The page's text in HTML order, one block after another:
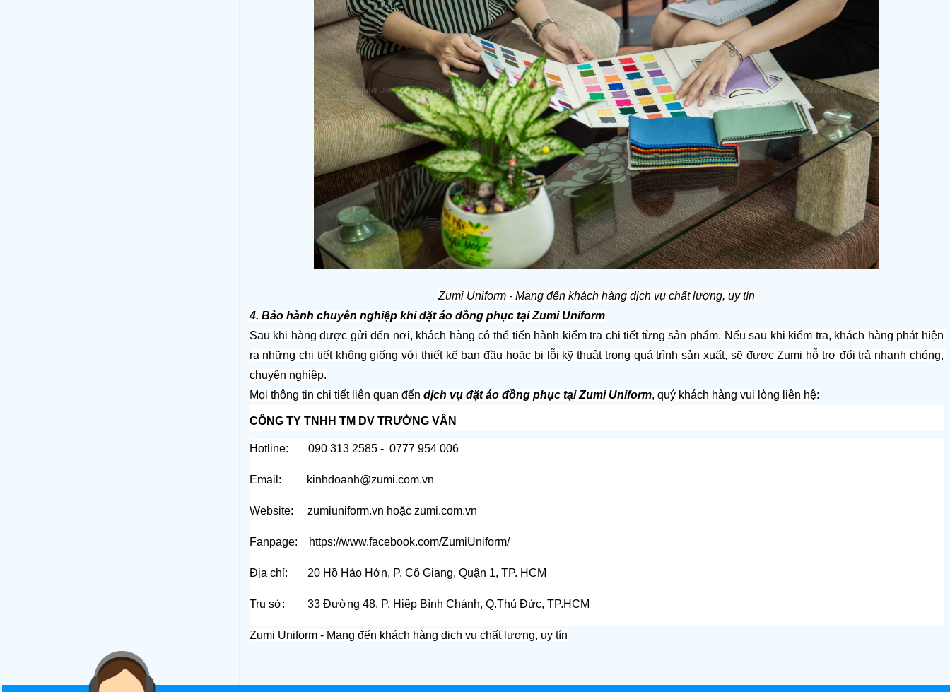
Zumi Uniform - Mang đến khách hàng dịch vụ chất lượng, uy tín
4. Bảo hành chuyên nghiệp khi đặt áo đồng phục tại Zumi Uniform
Sau khi hàng được gửi đến nơi, khách hàng có thể tiến hành kiểm tra chi tiết từng sản phẩm. Nếu sau khi kiểm tra, khách hàng phát hiện
ra những chi tiết không giống với thiết kế ban đầu hoặc bị lỗi kỹ thuật trong quá trình sản xuất, sẽ được Zumi hỗ trợ đổi trả nhanh chóng,
chuyên nghiệp.
Mọi thông tin chi tiết liên quan đến dịch vụ đặt áo đồng phục tại Zumi Uniform, quý khách hàng vui lòng liên hệ:
CÔNG TY TNHH TM DV TRƯỜNG VÂN
Hotline:       090 313 2585 -  0777 954 006
Email:         kinhdoanh@zumi.com.vn
Website: zumiuniform.vn hoặc zumi.com.vn
Fanpage: https://www.facebook.com/ZumiUniform/
Địa chỉ:       20 Hồ Hảo Hớn, P. Cô Giang, Quận 1, TP. HCM
Trụ sở:        33 Đường 48, P. Hiệp Bình Chánh, Q.Thủ Đức, TP.HCM
Zumi Uniform - Mang đến khách hàng dịch vụ chất lượng, uy tín